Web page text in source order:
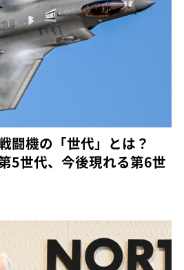
闘機の「世代」とは？
世代、今後現れる第6世